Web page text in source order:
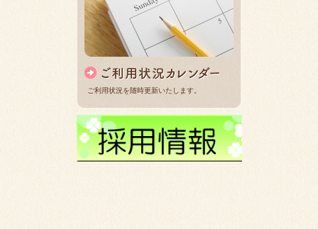
ご利用状況を随時更新いたします。